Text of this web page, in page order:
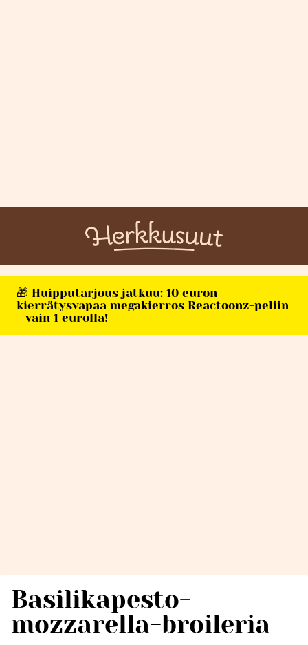
🎁 Huipputarjous jatkuu: 10 euron
kierrätysvapaa megakierros Reactoonz-peliin
- vain 1 eurolla!
Basilikapesto-
mozzarella-broileria